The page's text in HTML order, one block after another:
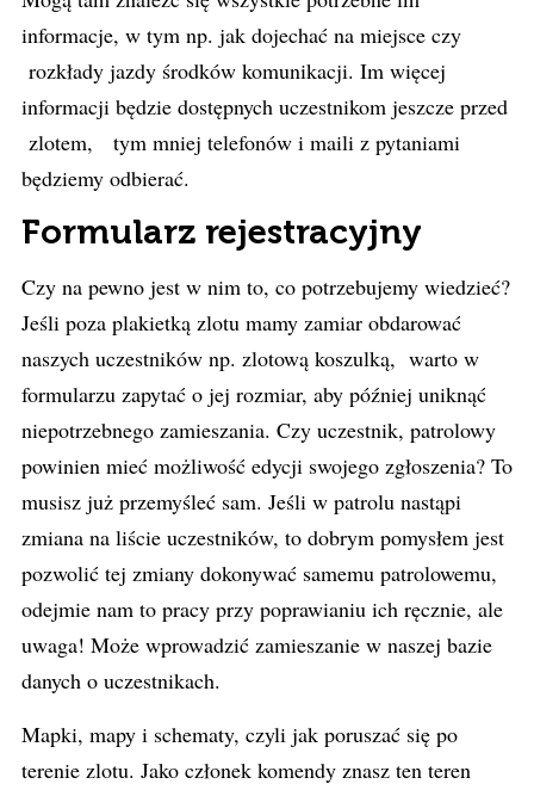
informacje, w tym np. jak dojechać na miejsce czy
rozkłady jazdy środków komunikacji. Im więcej
informacji będzie dostępnych uczestnikom jeszcze przed
zlotem, tym mniej telefonów i maili z pytaniami
będziemy odbierać.
Formularz rejestracyjny
Czy na pewno jest w nim to, co potrzebujemy wiedzieć?
Jeśli poza plakietką zlotu mamy zamiar obdarować
naszych uczestników np. zlotową koszulką, warto w
formularzu zapytać o jej rozmiar, aby później uniknąć
niepotrzebnego zamieszania. Czy uczestnik, patrolowy
powinien mieć możliwość edycji swojego zgłoszenia? To
musisz już przemyśleć sam. Jeśli w patrolu nastąpi
zmiana na liście uczestników, to dobrym pomysłem jest
pozwolić tej zmiany dokonywać samemu patrolowemu,
odejmie nam to pracy przy poprawianiu ich ręcznie, ale
uwaga! Może wprowadzić zamieszanie w naszej bazie
danych o uczestnikach.
Mapki, mapy i schematy, czyli jak poruszać się po
terenie zlotu. Jako członek komendy znasz ten teren